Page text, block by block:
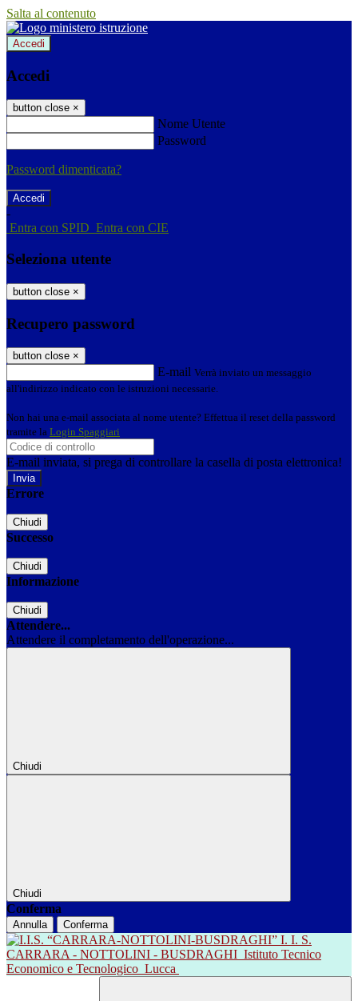
Salta al contenuto
Accedi
Accedi
button close ×
Nome Utente
Password
Password dimenticata?
-
Entra con SPID Entra con CIE
Seleziona utente
button close ×
Recupero password
button close ×
E-mail Verrà inviato un messaggio
all'indirizzo indicato con le istruzioni necessarie.
Non hai una e-mail associata al nome utente? Effettua il reset della password
tramite la Login Spaggiari
E-mail inviata, si prega di controllare la casella di posta elettronica!
Errore
Chiudi
Successo
Chiudi
Informazione
Chiudi
Attendere...
Attendere il completamento dell'operazione...
Chiudi
Chiudi
Conferma
Annulla Conferma
I. I. S.
CARRARA - NOTTOLINI - BUSDRAGHI Istituto Tecnico
Economico e Tecnologico Lucca